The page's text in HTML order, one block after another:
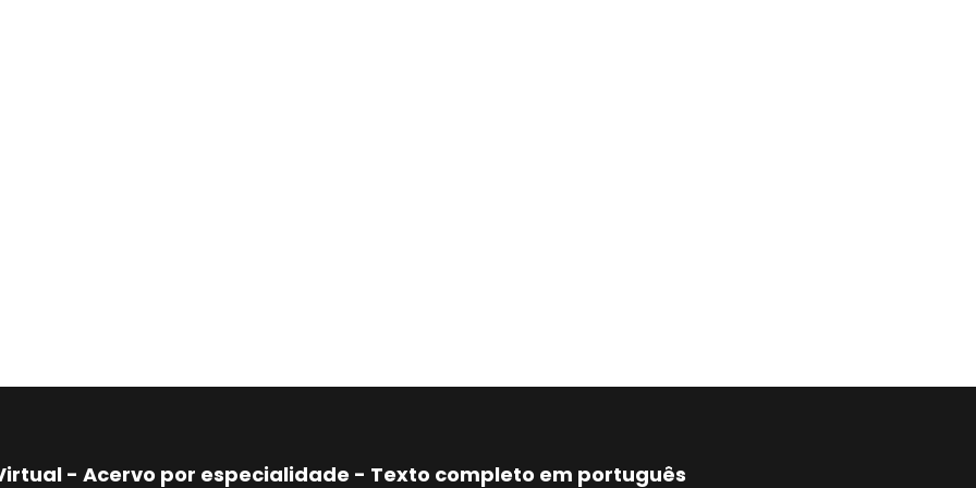
- Acervo por especialidade - Texto completo em português